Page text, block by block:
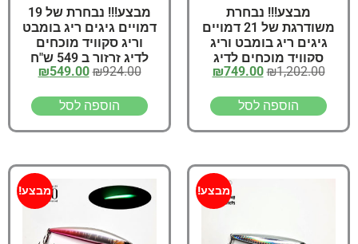
מבצע!!! נבחרת
משודרגת של 21 דמויים
גיגים ריג בומבט וריג
סקוויד מוכחים לדיג
זרזור ב 749 ש"ח₪1,202.00
₪749.00
הוספה לסל
מבצע!!! נבחרת של 19
דמויים גיגים ריג בומבט
וריג סקוויד מוכחים
לדיג זרזור ב 549 ש"ח
₪924.00
₪549.00
הוספה לסל
מבצע! מבצע!